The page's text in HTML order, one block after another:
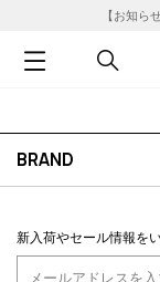
【お知ら
BRAND
新入荷やセール情報を